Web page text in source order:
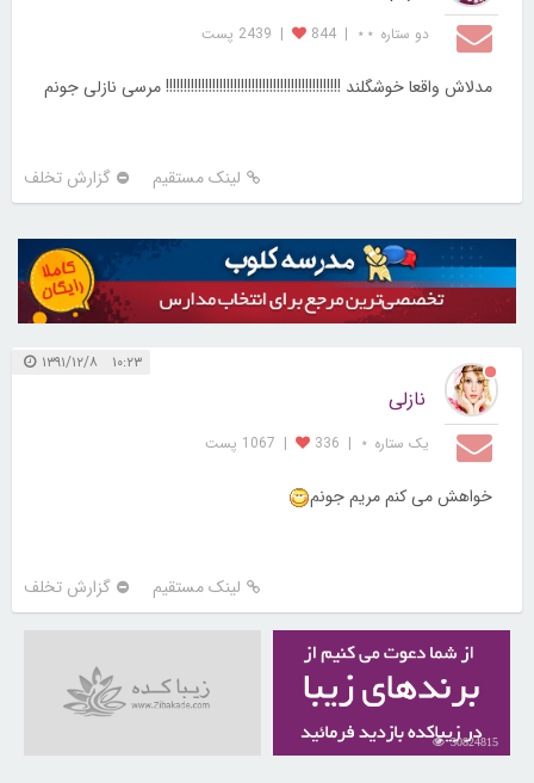
دو ستاره ⋆⋆ |
844
| 2439 پست
مدلاش واقعا خوشگلند !!!!!!!!!!!!!!!!!!!!!!!!!!!!!!!!!!!!!!!!!!!!!!!!! مرسی نازلی جونم
لینک مستقیم گزارش تخلف
۱۰:۲۳ ۱۳۹۱/۱۲/۸
نازلی
یک ستاره ⋆ |
336
| 1067 پست
خواهش می کنم مریم جونم
لینک مستقیم گزارش تخلف
30824815